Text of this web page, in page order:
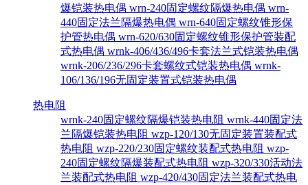
爆铠装热电偶 wrn-240固定螺纹隔爆热电偶 wrn-
440固定法兰隔爆热电偶 wrn-640固定螺纹锥形保
护管热电偶 wrn-620/630固定螺纹锥形保护管装配
式热电偶 wrnk-406/436/496卡套法兰式铠装热电偶
wrnk-206/236/296卡套螺纹式铠装热电偶 wrnk-
106/136/196无固定装置式铠装热电偶
热电阻
wrnk-240固定螺纹隔爆铠装热电阻 wrnk-440固定法
兰隔爆铠装热电阻 wzp-120/130无固定装置装配式
热电阻 wzp-220/230固定螺纹装配式热电阻 wzp-
240固定螺纹隔爆装配式热电阻 wzp-320/330活动法
兰装配式热电阻 wzp-420/430固定法兰装配式热电